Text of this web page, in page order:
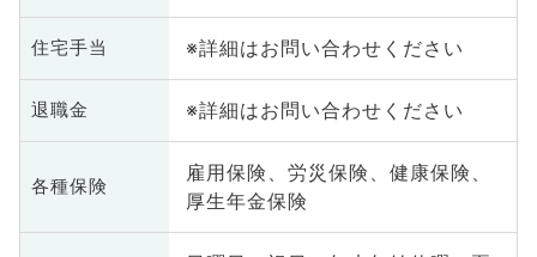
住宅手当 ※詳細はお問い合わせください
退職金 ※詳細はお問い合わせください
各種保険
雇用保険、労災保険、健康保険、
厚生年金保険